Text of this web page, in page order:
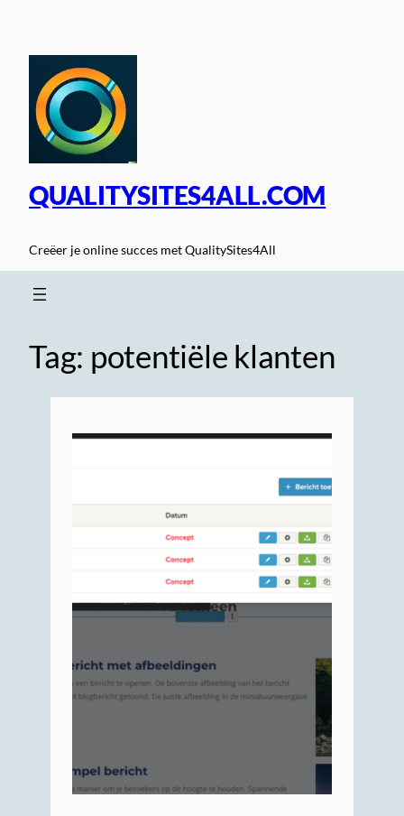
inhoud
QUALITYSITES4ALL.COM
Creëer je online succes met QualitySites4All
Tag: potentiële klanten